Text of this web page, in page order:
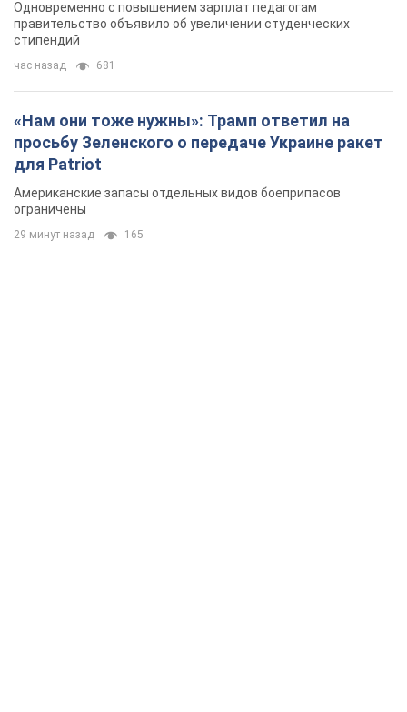
Одновременно с повышением зарплат педагогам
правительство объявило об увеличении студенческих
стипендий
час назад 681
«Нам они тоже нужны»: Трамп ответил на
просьбу Зеленского о передаче Украине ракет
для Patriot
Американские запасы отдельных видов боеприпасов
ограничены
29 минут назад 165